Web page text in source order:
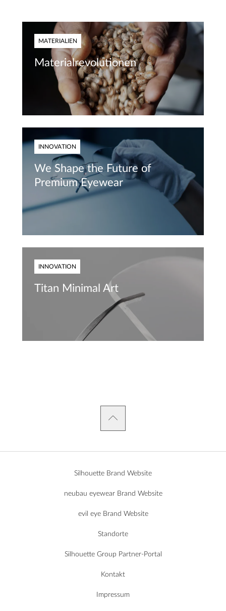
MATERIALIEN
Materialrevolutionen
INNOVATION
We Shape the Future of
Premium Eyewear
INNOVATION
Titan Minimal Art
Silhouette Brand Website
neubau eyewear Brand Website
evil eye Brand Website
Standorte
Silhouette Group Partner-Portal
Kontakt
Impressum